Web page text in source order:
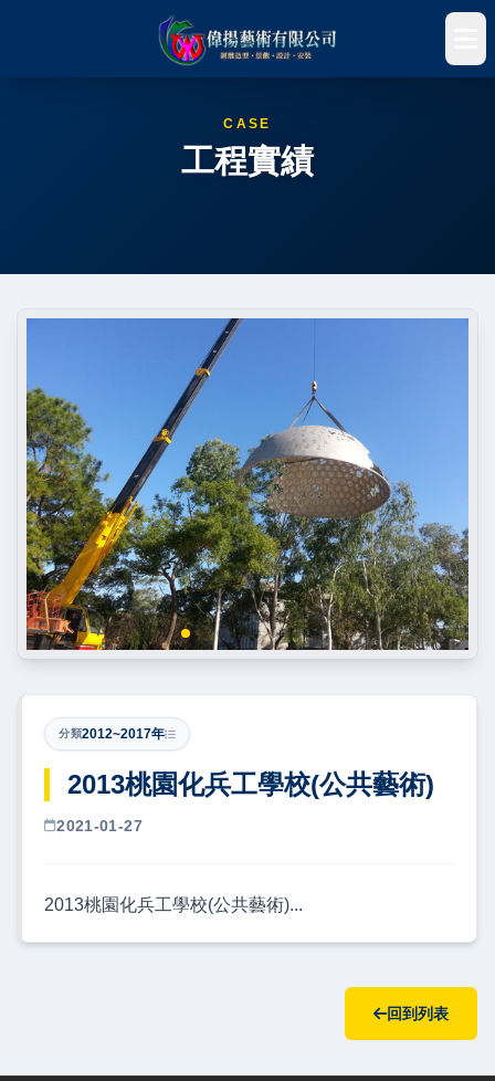
CASE
工程實績
分類2012~2017年
2013桃園化兵工學校(公共藝術)
2021-01-27
2013桃園化兵工學校(公共藝術)...
回到列表